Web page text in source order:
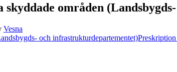
områden
Vesna
och infrastrukturdepartementet)